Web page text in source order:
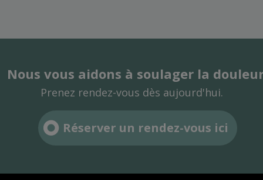
Nous vous aidons à soulager la
Prenez rendez-vous dès aujourd'hui.
Réserver un rendez-vous ici